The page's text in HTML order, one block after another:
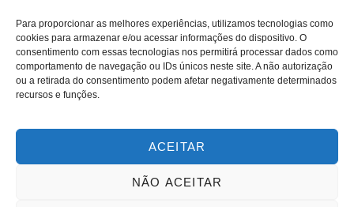
Para proporcionar as melhores experiências, utilizamos tecnologias como
cookies para armazenar e/ou acessar informações do dispositivo. O
consentimento com essas tecnologias nos permitirá processar dados como
comportamento de navegação ou IDs únicos neste site. A não autorização
ou a retirada do consentimento podem afetar negativamente determinados
recursos e funções.
ACEITAR
NÃO ACEITAR
Copyright © 2026. Diário PcD. Todos os direitos reservados.